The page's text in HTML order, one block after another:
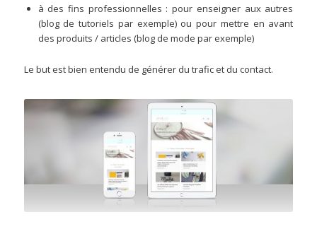
à des fins professionnelles : pour enseigner aux autres
(blog de tutoriels par exemple) ou pour mettre en avant
des produits / articles (blog de mode par exemple)
Le but est bien entendu de générer du trafic et du contact.